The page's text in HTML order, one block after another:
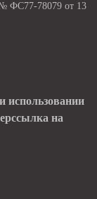
ФС77-78079 от 13
использовании
на